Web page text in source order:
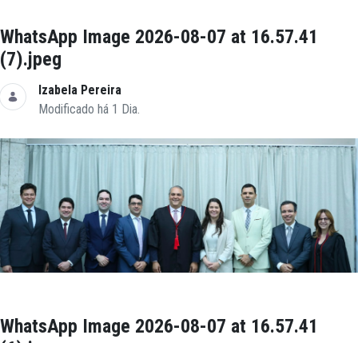
WhatsApp Image 2026-08-07 at 16.57.41
(7).jpeg
Izabela Pereira
Modificado há 1 Dia.
WhatsApp Image 2026-08-07 at 16.57.41